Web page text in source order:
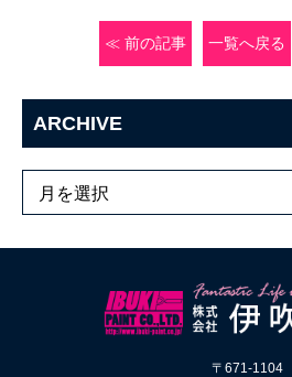
≪ 前の記事 一覧へ戻る
ARCHIVE
〒671-1104